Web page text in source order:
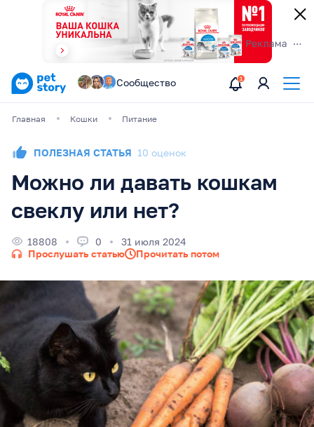
Сообщество
Главная Кошки Питание
ПОЛЕЗНАЯ СТАТЬЯ 10 оценок
Можно ли давать кошкам
свеклу или нет?
18808 0
31 июля 2024
Прослушать статью
Прочитать потом